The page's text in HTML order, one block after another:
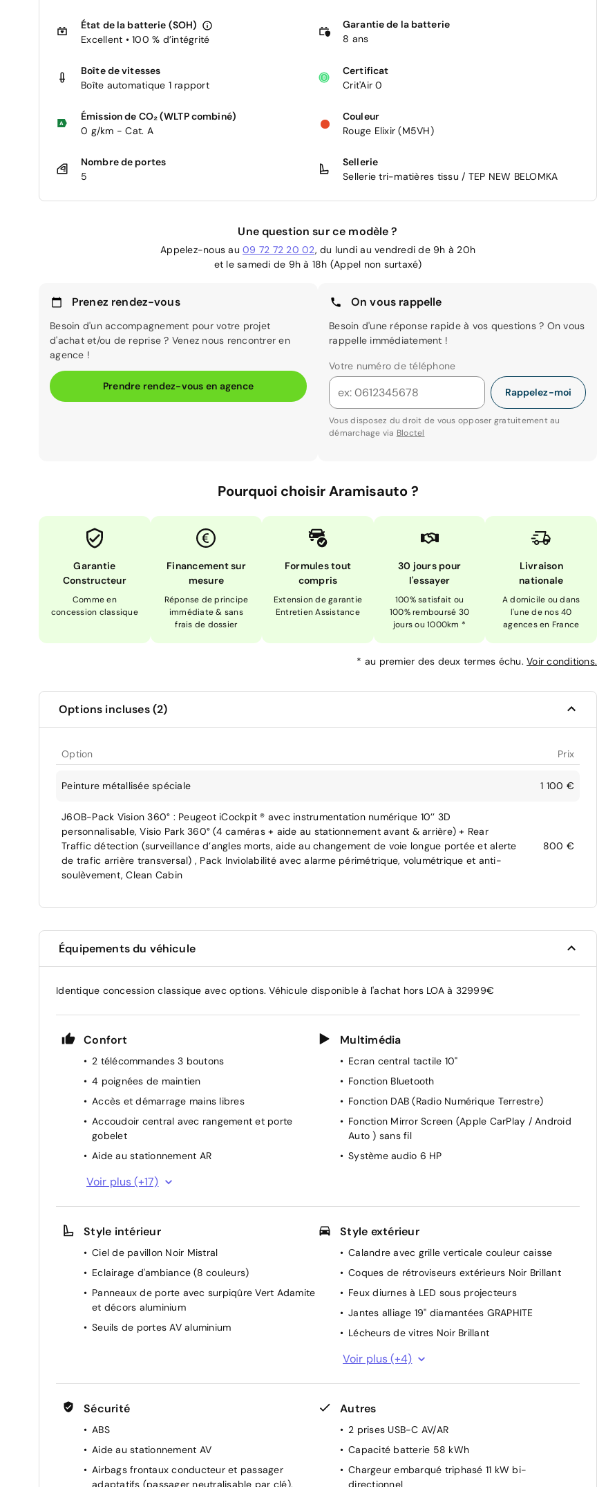
État de la batterie (SOH)
Excellent • 100 % d’intégrité
Garantie de la batterie
8 ans
Boîte de vitesses
Boîte automatique 1 rapport
Certificat
Crit'Air 0
Émission de CO₂ (WLTP combiné)
0 g/km - Cat. A
Couleur
Rouge Elixir (M5VH)
Nombre de portes
5
Sellerie
Sellerie tri-matières tissu / TEP NEW BELOMKA
Une question sur ce modèle ?
Appelez-nous au 09 72 72 20 02, du lundi au vendredi de 9h à 20h
et le samedi de 9h à 18h (Appel non surtaxé)
Prenez rendez-vous
Besoin d'un accompagnement pour votre projet
d'achat et/ou de reprise ? Venez nous rencontrer en
agence !
Prendre rendez-vous en agence
On vous rappelle
Besoin d'une réponse rapide à vos questions ? On vous
rappelle immédiatement !
Votre numéro de téléphone
Rappelez-moi
Vous disposez du droit de vous opposer gratuitement au
démarchage via Bloctel
Pourquoi choisir Aramisauto ?
Garantie
Constructeur
Comme en
concession classique
Financement sur
mesure
Réponse de principe
immédiate & sans
frais de dossier
Formules tout
compris
Extension de garantie
Entretien Assistance
30 jours pour
l'essayer
100% satisfait ou
100% remboursé 30
jours ou 1000km *
Livraison
nationale
A domicile ou dans
l'une de nos 40
agences en France
* au premier des deux termes échu. Voir conditions.
Options incluses (2)
Option Prix
Peinture métallisée spéciale 1 100 €
J6OB-Pack Vision 360° : Peugeot iCockpit ® avec instrumentation numérique 10’’ 3D
personnalisable, Visio Park 360° (4 caméras + aide au stationnement avant & arrière) + Rear
Traffic détection (surveillance d’angles morts, aide au changement de voie longue portée et alerte
de trafic arrière transversal) , Pack Inviolabilité avec alarme périmétrique, volumétrique et anti-
soulèvement, Clean Cabin
800 €
Équipements du véhicule
Identique concession classique avec options. Véhicule disponible à l'achat hors LOA à 32999€
Confort
2 télécommandes 3 boutons
4 poignées de maintien
Accès et démarrage mains libres
Accoudoir central avec rangement et porte
gobelet
Aide au stationnement AR
Air conditionné automatique bi-zone
Boîte automatique à variation continue (1
rapport)
Câble de recharge mode 3 triphasé 22 kW
Essuie-vitre AV à déclenchement automatique
Feux AR spécifiques avec allumage dynamique
griffe à griffe
différée via l'écran central
Prise 12 V à l'AV
Réglage lombaire du siège conducteur
Rétroviseur intérieur photosensible
Voir plus (+17)
Multimédia
Ecran central tactile 10"
Fonction Bluetooth
Fonction DAB (Radio Numérique Terrestre)
Fonction Mirror Screen (Apple CarPlay / Android
Auto ) sans fil
Système audio 6 HP
Style intérieur
Ciel de pavillon Noir Mistral
Eclairage d'ambiance (8 couleurs)
Panneaux de porte avec surpiqûre Vert Adamite
et décors aluminium
Seuils de portes AV aluminium
Style extérieur
Calandre avec grille verticale couleur caisse
Coques de rétroviseurs extérieurs Noir Brillant
Feux diurnes à LED sous projecteurs
Jantes alliage 19" diamantées GRAPHITE
Lécheurs de vitres Noir Brillant
Monogrammes latéraux emblème Lion
Vitres latérales AR et lunette AR chauffante
temporisée surteintées
Voir plus (+4)
Sécurité
ABS
Aide au stationnement AV
Airbags frontaux conducteur et passager
adaptatifs (passager neutralisable par clé),
Autres
2 prises USB-C AV/AR
Capacité batterie 58 kWh
Chargeur embarqué triphasé 11 kW bi-
directionnel